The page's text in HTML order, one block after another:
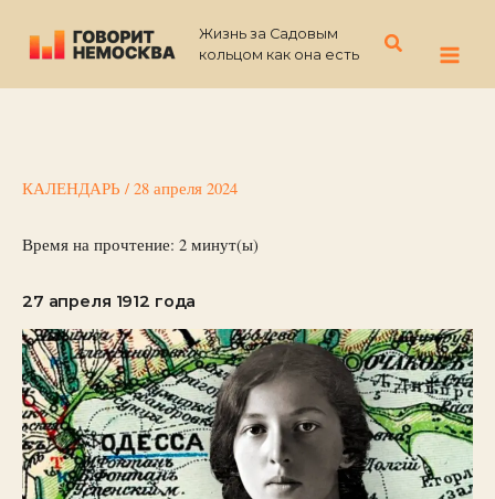
содержимому
Жизнь за Садовым
кольцом как она есть
Поиск
КАЛЕНДАРЬ / 28 апреля 2024
Время на прочтение: 2 минут(ы)
27 апреля 1912 года